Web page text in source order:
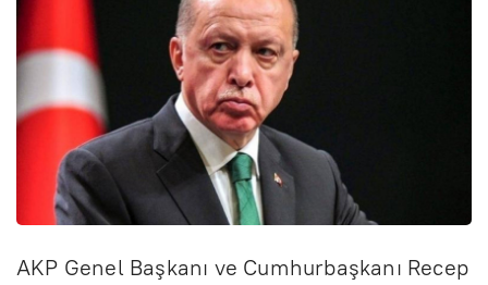
AKP Genel Başkanı ve Cumhurbaşkanı Recep